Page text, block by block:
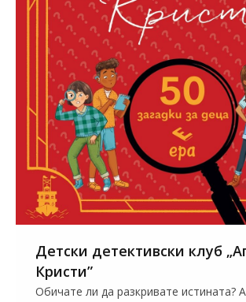
Детски детективски клуб
Кристи”
Обичате ли да разкривате истината?